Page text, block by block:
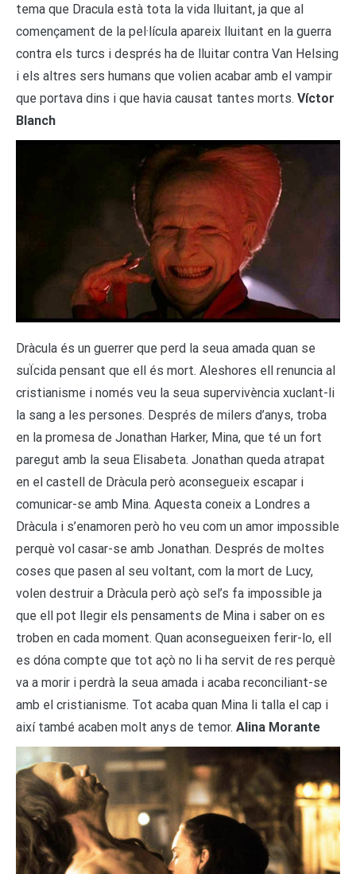
tema que Dracula està tota la vida lluitant, ja que al
començament de la pel·lícula apareix lluitant en la guerra
contra els turcs i després ha de lluitar contra Van Helsing
i els altres sers humans que volien acabar amb el vampir
que portava dins i que havia causat tantes morts. Víctor
Blanch
Dràcula és un guerrer que perd la seua amada quan se
suÏcida pensant que ell és mort. Aleshores ell renuncia al
cristianisme i només veu la seua supervivència xuclant-li
la sang a les persones. Després de milers d’anys, troba
en la promesa de Jonathan Harker, Mina, que té un fort
paregut amb la seua Elisabeta. Jonathan queda atrapat
en el castell de Dràcula però aconsegueix escapar i
comunicar-se amb Mina. Aquesta coneix a Londres a
Dràcula i s’enamoren però ho veu com un amor impossible
perquè vol casar-se amb Jonathan. Després de moltes
coses que pasen al seu voltant, com la mort de Lucy,
volen destruir a Dràcula però açò sel’s fa impossible ja
que ell pot llegir els pensaments de Mina i saber on es
troben en cada moment. Quan aconsegueixen ferir-lo, ell
es dóna compte que tot açò no li ha servit de res perquè
va a morir i perdrà la seua amada i acaba reconciliant-se
amb el cristianisme. Tot acaba quan Mina li talla el cap i
així també acaben molt anys de temor. Alina Morante